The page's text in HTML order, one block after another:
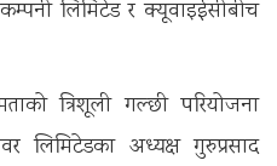
लिमिटेड र क्यूवाइईसीबीच
त्रिशूली गल्छी परियोजना
लिमिटेडका अध्यक्ष गुरुप्रसाद